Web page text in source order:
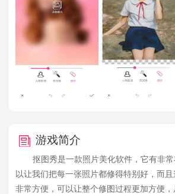
游戏简介
抠图秀是一款照片美化软件，它有非
以让我们把每一张照片都修得特别好，而
非常方便，可以让整个修图过程更加方便